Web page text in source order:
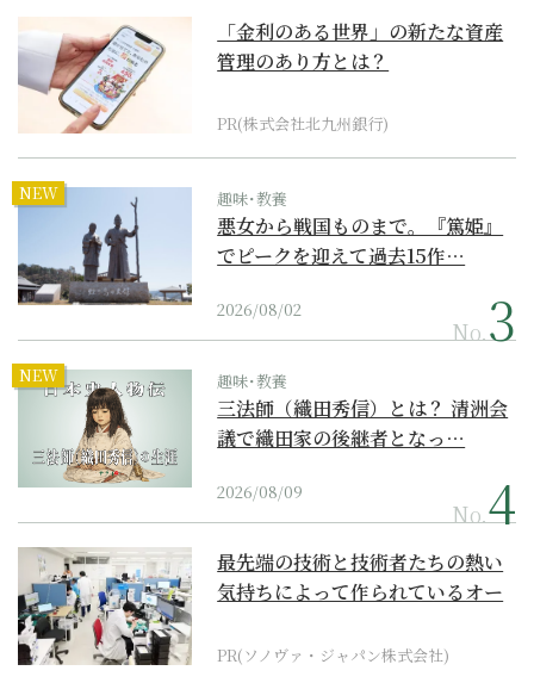
「金利のある世界」の新たな資産
管理のあり方とは？
PR(株式会社北九州銀行)
NEW 趣味･教養
悪女から戦国ものまで。『篤姫』
でピークを迎えて過去15作…
2026/08/02
No.
NEW 趣味･教養
三法師（織田秀信）とは？ 清洲会
議で織田家の後継者となっ…
2026/08/09
No.
最先端の技術と技術者たちの熱い
気持ちによって作られているオー
PR(ソノヴァ・ジャパン株式会社)